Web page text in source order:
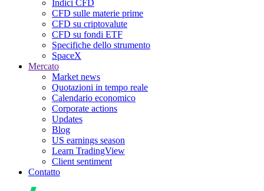
Indici CFD
CFD sulle materie prime
CFD su criptovalute
CFD su fondi ETF
Specifiche dello strumento
SpaceX
Mercato
Market news
Quotazioni in tempo reale
Calendario economico
Corporate actions
Updates
Blog
US earnings season
Learn TradingView
Client sentiment
Contatto